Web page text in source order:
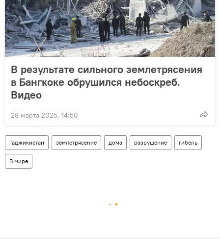
В результате сильного землетрясения
в Бангкоке обрушился небоскреб.
Видео
28 марта 2025, 14:50
Таджикистан землетрясение дома разрушение гибель
В мире